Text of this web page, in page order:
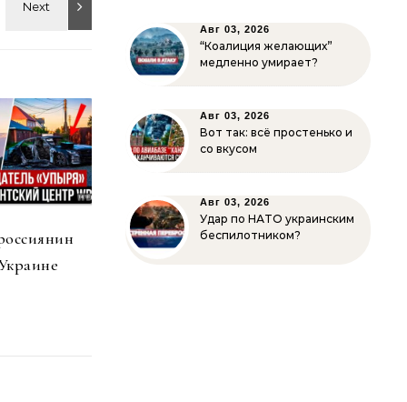
Авг 03, 2026
“Коалиция желающих”
медленно умирает?
Авг 03, 2026
Вот так: всё простенько и
со вкусом
Авг 03, 2026
Удар по НАТО украинским
беспилотником?